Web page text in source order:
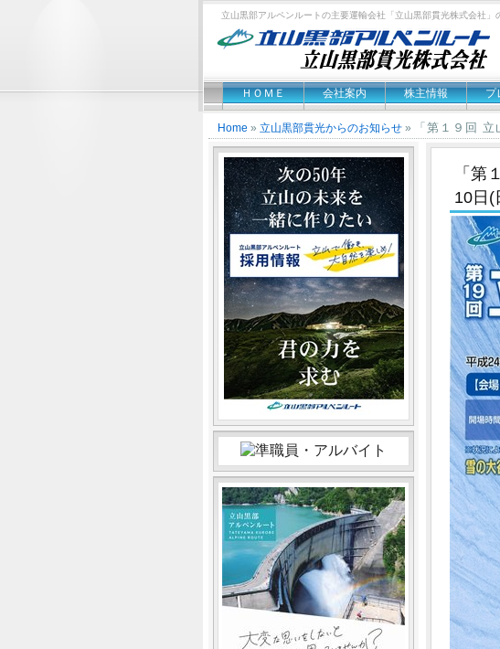
立山黒部アルペンルートの主要運輸会社「立山黒部貫光株式会社」
ＨＯＭＥ 会社案内 株主情報 プ
Home » 立山黒部貫光からのお知らせ » 「第１９回
「第
10日(